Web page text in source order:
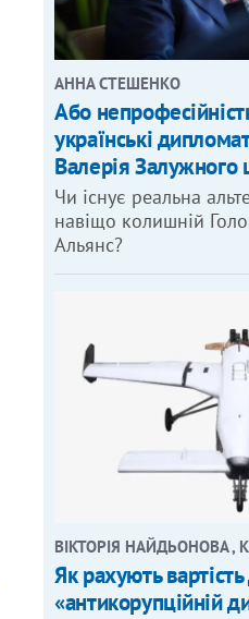
АННА СТЕШЕНКО
Або
українські
Валерія
Чи існує реальна
навіщо колишній
Альянс?
ВІКТОРІЯ НАЙДЬОНОВА ,
Як рахують
«антикорупційній